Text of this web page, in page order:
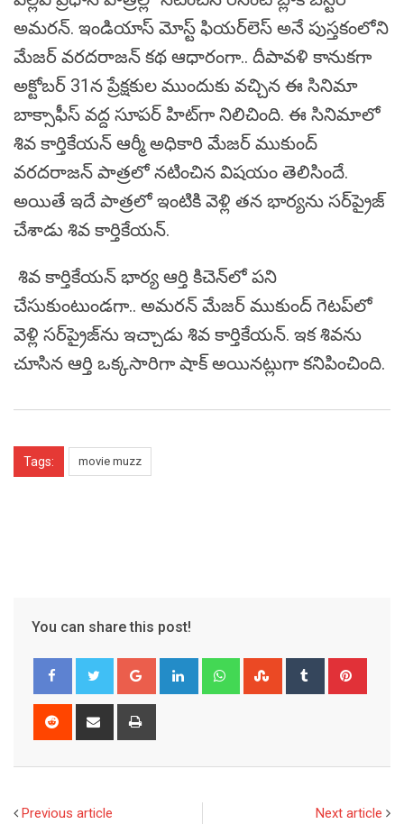
అమ‌రన్. ఇండియాస్‌ మోస్ట్ ఫియ‌ర్‌లెస్ అనే పుస్తకంలోని
మేజర్‌ వరదరాజన్‌ కథ ఆధారంగా.. దీపావ‌ళి కానుక‌గా
అక్టోబ‌ర్ 31న ప్రేక్ష‌కుల ముందుకు వ‌చ్చిన ఈ సినిమా
బాక్సాఫీస్ వ‌ద్ద సూప‌ర్ హిట్‌గా నిలిచింది. ఈ సినిమాలో
శివ కార్తికేయన్‌ ఆర్మీ అధికారి మేజర్‌ ముకుంద్‌
వరదరాజన్ పాత్ర‌లో న‌టించిన విష‌యం తెలిసిందే.
అయితే ఇదే పాత్ర‌లో ఇంటికి వెళ్లి త‌న భార్య‌ను స‌ర్‌ప్రైజ్‌
చేశాడు శివ కార్తికేయ‌న్.
శివ కార్తికేయ‌న్ భార్య ఆర్తి కిచెన్‌లో ప‌ని
చేసుకుంటుండ‌గా.. అమ‌ర‌న్‌ మేజ‌ర్ ముకుంద్ గెట‌ప్‌లో
వెళ్లి స‌ర్‌ప్రైజ్‌ను ఇచ్చాడు శివ కార్తికేయ‌న్. ఇక శివ‌ను
చూసిన ఆర్తి ఒక్క‌సారిగా షాక్ అయినట్లుగా కనిపించింది.
Tags: movie muzz
You can share this post!
Google+ LinkedIn WhatsappStumbleUpon
Tumblr
Reddit
Share
Previous article Next article